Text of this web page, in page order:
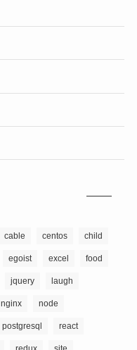
cable centos child
egoist excel food
jquery laugh
nginx node
postgresql react